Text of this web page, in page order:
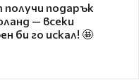
получи подарък
— всеки
би го искал! 🤩